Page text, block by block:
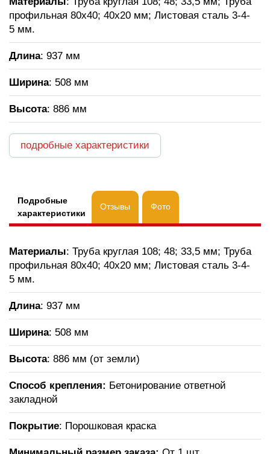
профильная 80х40; 40х20 мм; Листовая сталь 3-4-
5 мм.
Длина: 937 мм
Ширина: 508 мм
Высота: 886 мм
подробные характеристики
Подробные
характеристики
Отзывы Фото
Материалы: Труба круглая 108; 48; 33,5 мм; Труба
профильная 80х40; 40х20 мм; Листовая сталь 3-4-
5 мм.
Длина: 937 мм
Ширина: 508 мм
Высота: 886 мм (от земли)
Способ крепления: Бетонирование ответной
закладной
Покрытие: Порошковая краска